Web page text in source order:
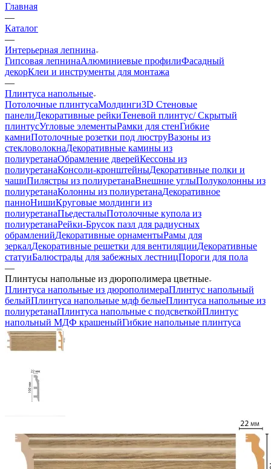
Главная
—
Каталог
—
Интерьерная лепнина
Гипсовая лепнинаАлюминиевые профилиФасадный
декорКлеи и инструменты для монтажа
—
Плинтуса напольные
Потолочные плинтусаМолдинги3D Стеновые
панелиДекоративные рейкиТеневой плинтус/ Скрытый
плинтусУгловые элементыРамки для стенГибкие
камниПотолочные розетки под люструВазоны из
стекловолокнаДекоративные камины из
полиуретанаОбрамление дверейКессоны из
полиуретанаКонсоли-кронштейныДекоративные полки и
чашиПилястры из полиуретанаВнешние углыПолуколонны из
полиуретанаКолонны из полиуретанаДекоративное
панноНишиКруговые молдинги из
полиуретанаПьедесталыПотолочные купола из
полиуретанаРейки-Брусок пазл для радиусных
обрамленийДекоративные орнаментыРамы для
зеркалДекоративные решетки для вентиляцииДекоративные
статуиБалюстрады для забежных лестницПороги для пола
—
Плинтусы напольные из дюрополимера цветные
Плинтуса напольные из дюрополимераПлинтус напольный
белыйПлинтуса напольные мдф белыеПлинтуса напольные из
полиуретанаПлинтуса напольные с подсветкойПлинтус
напольный МДФ крашеныйГибкие напольные плинтуса